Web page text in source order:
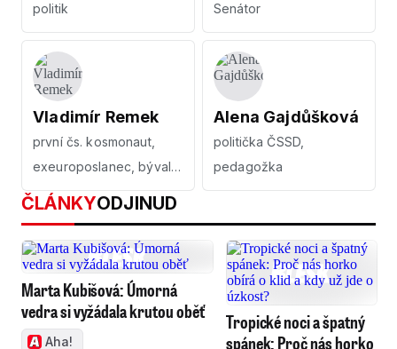
politik Senátor
Vladimír Remek
první čs. kosmonaut,
exeuroposlanec, bývalý
ambasador v Rusku
Alena Gajdůšková
politička ČSSD,
pedagožka
ČLÁNKYODJINUD
Marta Kubišová: Úmorná
vedra si vyžádala krutou oběť
Aha!
Tropické noci a špatný
spánek: Proč nás horko